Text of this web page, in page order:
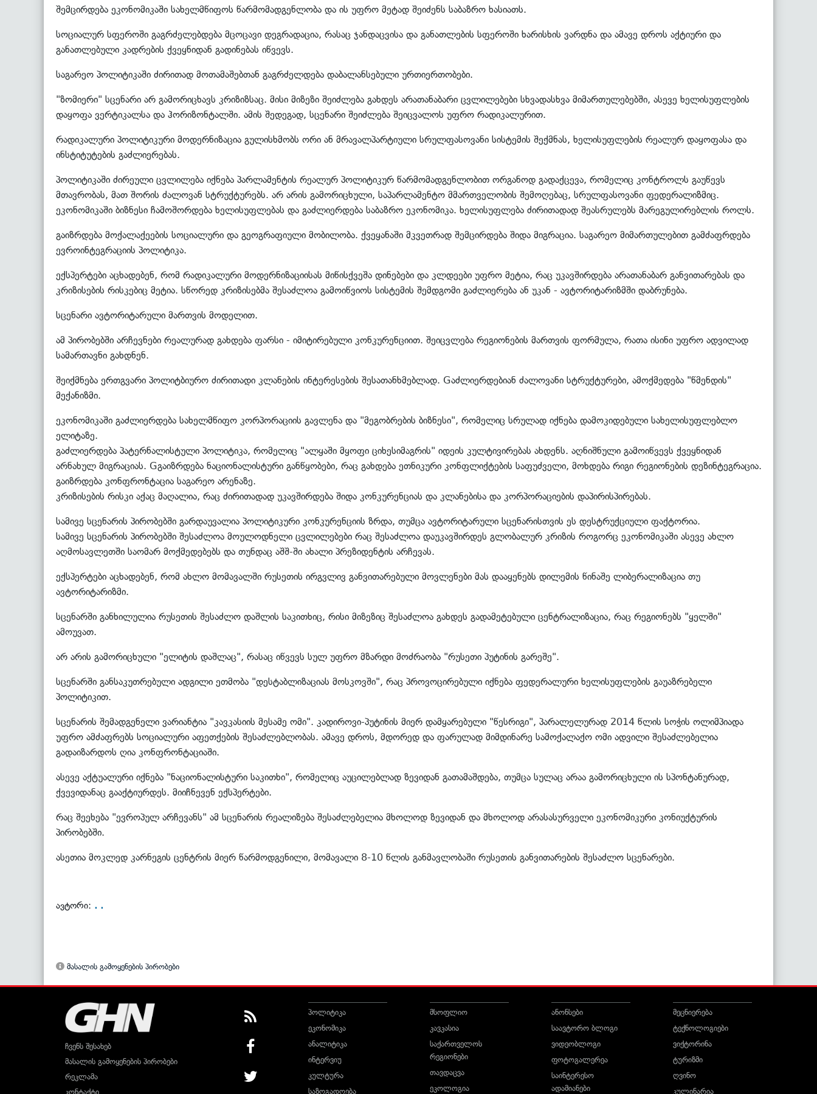
შემცირდება ეკონომიკაში სახელმწიფოს წარმომადგენლობა და ის უფრო მეტად შეიძენს საბაზრო ხასიათს.
სოციალურ სფეროში გაგრძელებდება მცოცავი დეგრადაცია, რასაც ჯანდაცვისა და განათლების სფეროში ხარისხის ვარდნა და ამავე დროს აქტიური და
განათლებული კადრების ქვეყნიდან გადინებას იწვევს.
საგარეო პოლიტიკაში ძირითად მოთამაშებთან გაგრძელდება დაბალანსებული ურთიერთობები.
"ზომიერი" სცენარი არ გამორიცხავს კრიზიზსაც. მისი მიზეზი შეიძლება გახდეს არათანაბარი ცვლილებები სხვადასხვა მიმართულებებში, ასევე ხელისუფლების
დაყოფა ვერტიკალსა და ჰორიზონტალში. ამის შედეგად, სცენარი შეიძლება შეიცვალოს უფრო რადიკალურით.
რადიკალური პოლიტიკური მოდერნიზაცია გულისხმობს ორი ან მრავალპარტიული სრულფასოვანი სისტემის შექმნას, ხელისუფლების რეალურ დაყოფასა და
ინსტიტუტების გაძლიერებას.
პოლიტიკაში ძირეული ცვლილება იქნება პარლამენტის რეალურ პოლიტიკურ წარმომადგენლობით ორგანოდ გადაქცევა, რომელიც კონტროლს გაუწევს
მთავრობას, მათ შორის ძალოვან სტრუქტურებს. არ არის გამორიცხული, საპარლამენტო მმართველობის შემოღებაც, სრულფასოვანი ფედერალიზმიც.
ეკონომიკაში ბიზნესი ჩამოშორდება ხელისუფლებას და გაძლიერდება საბაზრო ეკონომიკა. ხელისუფლება ძირითადად შეასრულებს მარეგულირებლის როლს.
გაიზრდება მოქალაქეების სოციალური და გეოგრაფიული მობილობა. ქვეყანაში მკვეთრად შემცირდება შიდა მიგრაცია. საგარეო მიმართულებით გამძაფრდება
ევროინტეგრაციის პოლიტიკა.
ექსპერტები აცხადებენ, რომ რადიკალური მოდერნიზაციისას მიწისქვეშა დინებები და კლდეები უფრო მეტია, რაც უკავშირდება არათანაბარ განვითარებას და
კრიზისების რისკებიც მეტია. სწორედ კრიზისებმა შესაძლოა გამოიწვიოს სისტემის შემდგომი გაძლიერება ან უკან - ავტორიტარიზმში დაბრუნება.
სცენარი ავტორიტარული მართვის მოდელით.
ამ პირობებში არჩევნები რეალურად გახდება ფარსი - იმიტირებული კონკურენციით. შეიცვლება რეგიონების მართვის ფორმულა, რათა ისინი უფრო ადვილად
სამართავნი გახდნენ.
შეიქმნება ერთგვარი პოლიტბიურო ძირითადი კლანების ინტერესების შესათანხმებლად. Gაძლიერდებიან ძალოვანი სტრუქტურები, ამოქმედება "წმენდის"
მექანიზმი.
ეკონომიკაში გაძლიერდება სახელმწიფო კორპორაციის გავლენა და "მეგობრების ბიზნესი", რომელიც სრულად იქნება დამოკიდებული სახელისუფლებლო
ელიტაზე.
გაძლიერდება პატერნალისტული პოლიტიკა, რომელიც "ალყაში მყოფი ციხესიმაგრის" იდეის კულტივირებას ახდენს. აღნიშნული გამოიწვევს ქვეყნიდან
არნახულ მიგრაციას. Gგაიზრდება ნაციონალისტური განწყობები, რაც გახდება ეთნიკური კონფლიქტების საფუძველი, მოხდება რიგი რეგიონების დეზინტეგრაცია.
გაიზრდება კონფრონტაცია საგარეო არენაზე.
კრიზისების რისკი აქაც მაღალია, რაც ძირითადად უკავშირდება შიდა კონკურენციას და კლანებისა და კორპორაციების დაპირისპირებას.
სამივე სცენარის პირობებში გარდაუვალია პოლიტიკური კონკურენციის ზრდა, თუმცა ავტორიტარული სცენარისთვის ეს დესტრუქციული ფაქტორია.
სამივე სცენარის პირობებში შესაძლოა მოულოდნელი ცვლილებები რაც შესაძლოა დაუკავშირდეს გლობალურ კრიზის როგორც ეკონომიკაში ასევე ახლო
აღმოსავლეთში საომარ მოქმედებებს და თუნდაც აშშ-ში ახალი პრეზიდენტის არჩევას.
ექსპერტები აცხადებენ, რომ ახლო მომავალში რუსეთის ირგვლივ განვითარებული მოვლენები მას დააყენებს დილემის წინაშე ლიბერალიზაცია თუ
ავტორიტარიზმი.
სცენარში განხილულია რუსეთის შესაძლო დაშლის საკითხიც, რისი მიზეზიც შესაძლოა გახდეს გადამეტებული ცენტრალიზაცია, რაც რეგიონებს "ყელში"
ამოუვათ.
არ არის გამორიცხული "ელიტის დაშლაც", რასაც იწვევს სულ უფრო მზარდი მოძრაობა "რუსეთი პუტინის გარეშე".
სცენარში განსაკუთრებული ადგილი ეთმობა "დესტაბლიზაციას მოსკოვში", რაც პროვოცირებული იქნება ფედერალური ხელისუფლების გაუაზრებელი
პოლიტიკით.
სცენარის შემადგენელი ვარიანტია "კავკასიის მესამე ომი". კადიროვი-პუტინის მიერ დამყარებული "წესრიგი", პარალელურად 2014 წლის სოჭის ოლიმპიადა
უფრო ამძაფრებს სოციალური აფეთქების შესაძლებლობას. ამავე დროს, მდორედ და ფარულად მიმდინარე სამოქალაქო ომი ადვილი შესაძლებელია
გადაიზარდოს ღია კონფრონტაციაში.
ასევე აქტუალური იქნება "ნაციონალისტური საკითხი", რომელიც აუცილებლად ზევიდან გათამაშდება, თუმცა სულაც არაა გამორიცხული ის სპონტანურად,
ქვევიდანაც გააქტიურდეს. მიიჩნევენ ექსპერტები.
რაც შეეხება "ევროპულ არჩევანს" ამ სცენარის რეალიზება შესაძლებელია მხოლოდ ზევიდან და მხოლოდ არასასურველი ეკონომიკური კონიუქტურის
პირობებში.
ასეთია მოკლედ კარნეგის ცენტრის მიერ წარმოდგენილი, მომავალი 8-10 წლის განმავლობაში რუსეთის განვითარების შესაძლო სცენარები.
ავტორი: . .
მასალის გამოყენების პირობები
ჩვენს შესახებ
მასალის გამოყენების პირობები
რეკლამა
კონტაქტი
პოლიტიკა
ეკონომიკა
ანალიტიკა
ინტერვიუ
კულტურა
საზოგადოება
მსოფლიო
კავკასია
საქართველოს
რეგიონები
თავდაცვა
ეკოლოგია
ანონსები
საავტორო ბლოგი
ვიდეობლოგი
ფოტოგალერეა
საინტერესო
ადამიანები
მეცნიერება
ტექნოლოგიები
ვიქტორინა
ტურიზმი
ღვინო
კულინარია